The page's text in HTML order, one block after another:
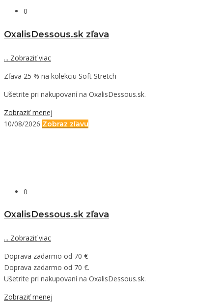
0
OxalisDessous.sk zľava
... Zobraziť viac
Zľava 25 % na kolekciu Soft Stretch
Ušetrite pri nakupovaní na OxalisDessous.sk.
Zobraziť menej
10/08/2026 Zobraz zľavu
0
OxalisDessous.sk zľava
... Zobraziť viac
Doprava zadarmo od 70 €
Doprava zadarmo od 70 €.
Ušetrite pri nakupovaní na OxalisDessous.sk.
Zobraziť menej